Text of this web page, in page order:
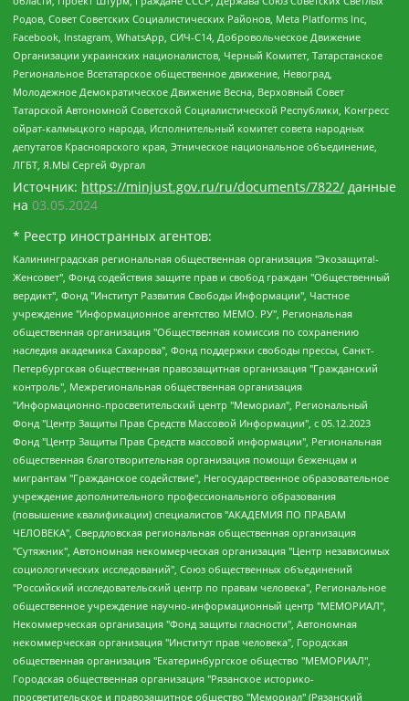
Родов, Совет Советских Социалистических Районов, Meta Platforms Inc,
Facebook, Instagram, WhatsApp, СИЧ-С14, Добровольческое Движение
Организации украинских националистов, Черный Комитет, Татарстанское
Региональное Всетатарское общественное движение, Невоград,
Молодежное Демократическое Движение Весна, Верховный Совет
Татарской Автономной Советской Социалистической Республики, Конгресс
ойрат-калмыцкого народа, Исполнительный комитет совета народных
депутатов Красноярского края, Этническое национальное объединение,
ЛГБТ, Я.МЫ Сергей Фургал
Источник: https://minjust.gov.ru/ru/documents/7822/ данные
на 03.05.2024
* Реестр иностранных агентов:
Калининградская региональная общественная организация "Экозащита!-Женсовет", Фонд содействия защите прав и свобод граждан "Общественный вердикт", Фонд "Институт Развития Свободы Информации", Частное учреждение "Информационное агентство МЕМО. РУ", Региональная общественная организация "Общественная комиссия по сохранению наследия академика Сахарова", Фонд поддержки свободы прессы, Санкт-Петербургская общественная правозащитная организация "Гражданский контроль", Межрегиональная общественная организация "Информационно-просветительский центр "Мемориал", Региональный Фонд "Центр Защиты Прав Средств Массовой Информации", с 05.12.2023 Фонд "Центр Защиты Прав Средств массовой информации", Региональная общественная благотворительная организация помощи беженцам и мигрантам "Гражданское содействие", Негосударственное образовательное учреждение дополнительного профессионального образования (повышение квалификации) специалистов "АКАДЕМИЯ ПО ПРАВАМ ЧЕЛОВЕКА", Свердловская региональная общественная организация "Сутяжник", Автономная некоммерческая организация "Центр независимых социологических исследований", Союз общественных объединений "Российский исследовательский центр по правам человека", Региональное общественное учреждение научно-информационный центр "МЕМОРИАЛ", Некоммерческая организация "Фонд защиты гласности", Автономная некоммерческая организация "Институт прав человека", Городская общественная организация "Екатеринбургское общество "МЕМОРИАЛ", Городская общественная организация "Рязанское историко-просветительское и правозащитное общество "Мемориал" (Рязанский Мемориал), Челябинский региональный орган общественной самодеятельности – женское общественное объединение "Женщины Евразии", Челябинский региональный орган общественной самодеятельности "Уральская правозащитная группа", Фонд содействия защите здоровья и социальной справедливости имени Андрея Рылькова, Автономная Некоммерческая Организация "Аналитический Центр Юрия Левады", Автономная некоммерческая организация социальной поддержки населения "Проект Апрель", Региональная общественная организация помощи женщинам и детям, находящимся в кризисной ситуации "Информационно-методический центр "Анна", Фонд содействия развитию массовых коммуникаций и правовому просвещению "Так-так-Так", Фонд содействия устойчивому развитию "Серебряная тайга", Свердловский региональный общественный фонд социальных проектов "Новое время", "Idel.Реалии", Кавказ.Реалии, Крым.Реалии, Телеканал Настоящее Время, Татаро-башкирская служба Радио Свобода (Azatliq Radiosi), Радио Свободная Европа/Радио Свобода (PCE/PC), "Сибирь.Реалии", "Фактограф", Благотворительный фонд помощи осужденным и их семьям, Автономная некоммерческая организация "Институт глобализации и социальных движений", Фонд "В защиту прав заключенных", Частное учреждение "Центр поддержки и содействия развитию средств массовой информации", Пензенский региональный общественный благотворительный фонд "Гражданский союз", "Север.Реалии", Некоммерческая организация Фонд "Правовая инициатива", Общество с ограниченной ответственностью "Радио Свободная Европа/Радио Свобода", Чешское информационное агентство "MEDIUM-ORIENT", Красноярская региональная общественная организация "Мы против СПИДа", Камалягин Денис Николаевич, Маркелов Сергей Евгеньевич, Пономарев Лев Александрович, Савицкая Людмила Алексеевна, Автономная некоммерческая организация "Центр по работе с проблемой насилия "НАСИЛИЮ.НЕТ", Межрегиональный профессиональный союз работников здравоохранения "Альянс врачей", Юридическое лицо, зарегистрированное в Латвийской Республике, SIA "Medusa Project" (регистрационный номер 40103797863, дата регистрации 10.06.2014), Некоммерческая организация "Фонд по борьбе с коррупцией", Автономная некоммерческая организация "Институт права и публичной политики", Баданин Роман Сергеевич, Гликин Максим Александрович, Железнова Мария Михайловна, Лукьянова Юлия Сергеевна, Маетная Елизавета Витальевна, Маняхин Петр Борисович, Чуракова Ольга Владимировна, Ярош Юлия Петровна, Юридическое лицо "The Insider SIA", зарегистрированное в Риге, Латвийская Республика (дата регистрации 26.06.2015), являющееся администратором доменного имени интернет-издания "The Insider SIA", https://theins.ru, Постернак Алексей Евгеньевич, Рубин Михаил Аркадьевич, Анин Роман Александрович, Юридическое лицо Istories fonds, зарегистрированное в Латвийской Республике (регистрационный номер 50008295751, дата регистрации 24.02.2020), Великовский Дмитрий Александрович, Долинина Ирина Николаевна, Мароховская Алеся Алексеевна, Шлейнов Роман Юрьевич, Шмагун Олеся Валентиновна, Общество с ограниченной ответственностью "Альтаир 2021", Общество с ограниченной ответственностью "Вега 2021", Общество с ограниченной ответственностью "Главный редактор 2021", Общество с ограниченной ответственностью "Ромашки монолит", Важенков Артем Валерьевич, Ивановская областная общественная организация "Центр гендерных исследований", Гурман Юрий Альбертович, Медиапроект "ОВД-Инфо", Егоров Владимир Владимирович, Жилинский Владимир Александрович, Общество с ограниченной ответственностью "ЗП", Иванова София Юрьевна, Карезина Инна Павловна, Кильтау Екатерина Викторовна, Петров Алексей Викторович, Пискунов Сергей Евгеньевич, Смирнов Сергей Сергеевич, Тихонов Михаил Сергеевич, Общество с ограниченной ответственностью "ЖУРНАЛИСТ-ИНОСТРАННЫЙ АГЕНТ", Арапова Галина Юрьевна, Вольтская Татьяна Анатольевна, Американская компания "Mason G.E.S. Anonymous Foundation" (США), являющаяся владельцем интернет-издания https://mnews.world/, Компания "Stichting Bellingcat", зарегистрированная в Нидерландах (дата регистрации 11.07.2018), Захаров Андрей Вячеславович, Клепиковская Екатерина Дмитриевна, Общество с ограниченной ответственностью "МЕМО", Перл Роман Александрович, Симонов Евгений Алексеевич, Соловьева Елена Анатольевна, Сотников Даниил Владимирович, Сурначева Елизавета Дмитриевна, Автономная некоммерческая организация по защите прав человека и информированию населения "Якутия – Наше Мнение", Общество с ограниченной ответственностью "Москоу диджитал медиа", с 26.01.2023 Общество с ограниченной ответственностью "Чайка Белые сады", Ветошкина Валерия Валерьевна, Заговора Максим Александрович, Межрегиональное общественное движение "Российская ЛГБТ - сеть", Оленичев Максим Владимирович, Павлов Иван Юрьевич, Скворцова Елена Сергеевна, Общество с ограниченной ответственностью "Как бы инагент", Кочетков Игорь Викторович, Общество с ограниченной ответственностью "Честные выборы", Еланчик Олег Александрович, Общество с ограниченной ответственностью "Нобелевский призыв", Гималова Регина Эмилевна, Григорьев Андрей Валерьевич, Григорьева Алина Александровна, Ассоциация по содействию защите прав призывников, альтернативнослужащих и военнослужащих "Правозащитная группа "Гражданин.Армия.Право", Хисамова Регина Фаритовна, Автономная некоммерческая организация по реализации социально-правовых программ "Лилит", Дальневосточное общественное движение "Маяк", Санкт-Петербургская ЛГБТ-инициативная группа "Выход", Инициативная группа ЛГБТ+ "Реверс", Алексеев Андрей Викторович, Бекбулатова Таисия Львовна, Беляев Иван Михайлович, Владыкина Елена Сергеевна, Гельман Марат Александрович, Никульшина Вероника Юрьевна, Толоконникова Надежда Андреевна, Шендерович Виктор Анатольевич, Общество с ограниченной ответственностью "Данное сообщение", Общество с ограниченной ответственностью Издательский дом "Новая глава", Айнбиндер Александра Александровна, Московский комьюнити-центр для ЛГБТ+инициатив, Благотворительный фонд развития филантропии, Deutsche Welle (Германия, Kurt-Schumacher-Strasse 3, 53113 Bonn), Борзунова Мария Михайловна, Воробьев Виктор Викторович, Голубева Анна Львовна, Константинова Алла Михайловна, Малкова Ирина Владимировна, Мурадов Мурад Абдулгалимович, Осетинская Елизавета Николаевна, Понасенков Евгений Николаевич, Ганапольский Матвей Юрьевич, Киселев Евгений Алексеевич, Борухович Ирина Григорьевна, Дремин Иван Тимофеевич, Дубровский Дмитрий Викторович, Красноярская региональная общественная организация поддержки и развития альтернативных образовательных технологий и межкультурных коммуникаций "ИНТЕРРА", Маяковская Екатерина Алексеевна, Фейгин Марк Захарович, Филимонов Андрей Викторович, Дзугкоева Регина Николаевна, Доброхотов Роман Александрович, Дудь Юрий Александрович, Елкин Сергей Владимирович, Кругликов Кирилл Игоревич, Сабунаева Мария Леонидовна, Семенов Алексей Владимирович, Шаинян Карен Багратович, Шульман Екатерина Михайловна, Асафьев Артур Валерьевич, Вахштайн Виктор Семенович, Венедиктов Алексей Алексеевич, Лушникова Екатерина Евгеньевна, Волков Леонид Михайлович, Невзоров Александр Глебович, Пархоменко Сергей Борисович, Сироткин Ярослав Николаевич, Кара-Мурза Владимир Владимирович, Баранова Наталья Владимировна, Гозман Леонид Яковлевич, Кагарлицкий Борис Юльевич, Климарев Михаил Валерьевич, Милов Владимир Станиславович, Автономная некоммерческая организация Краснодарский центр современного искусства "Типография", Моргенштерн Алишер Тагирович, Соболь Любовь Эдуардовна, Общество с ограниченной ответственностью "ЛИЗА НОРМ", Каспаров Гарри Кимович, Ходорковский Михаил Борисович, Общество с ограниченной ответственностью "Апрельские тезисы", Данилович Ирина Брониславовна, Кашин Олег Владимирович, Петров Николай Владимирович, Пивоваров Алексей Владимирович, Соколов Михаил Владимирович, Цветкова Юлия Владимировна, Чичваркин Евгений Александрович, Комитет против пыток/Команда против пыток, Общество с ограниченной ответственностью "Первый научный", Общество с ограниченной ответственностью "Вертолет и ко", Белоцерковская Вероника Борисовна, Кац Максим Евгеньевич, Лазарева Татьяна Юрьевна, Шаведдинов Руслан Табризович, Яшин Илья Валерьевич, Общество с ограниченной ответственностью "Иноагент ААВ", Алешковский Дмитрий Петрович, Альбац Евгения Марковна, Быков Дмитрий Львович, Галямина Юлия Евгеньевна, Лойко Сергей Леонидович, Мартынов Кирилл Константинович, Медведев Сергей Александрович, Крашенинников Федор Геннадиевич, Гордеева Катерина Вл